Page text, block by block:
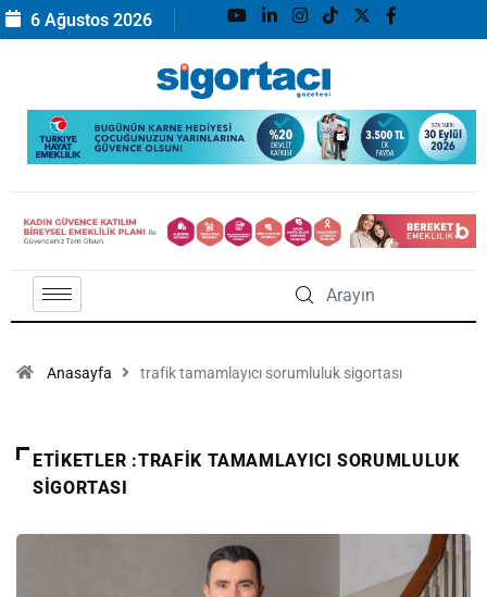
6 Ağustos 2026
Anasayfa trafik tamamlayıcı sorumluluk sigortası
ETIKETLER :TRAFIK TAMAMLAYICI SORUMLULUK
SIGORTASI